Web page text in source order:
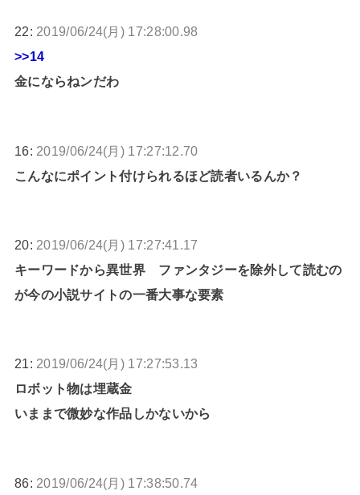
22: 2019/06/24(月) 17:28:00.98
>>14
金にならねンだわ
16: 2019/06/24(月) 17:27:12.70
こんなにポイント付けられるほど読者いるんか？
20: 2019/06/24(月) 17:27:41.17
キーワードから異世界 ファンタジーを除外して読むの
が今の小説サイトの一番大事な要素
21: 2019/06/24(月) 17:27:53.13
ロボット物は埋蔵金
いままで微妙な作品しかないから
86: 2019/06/24(月) 17:38:50.74